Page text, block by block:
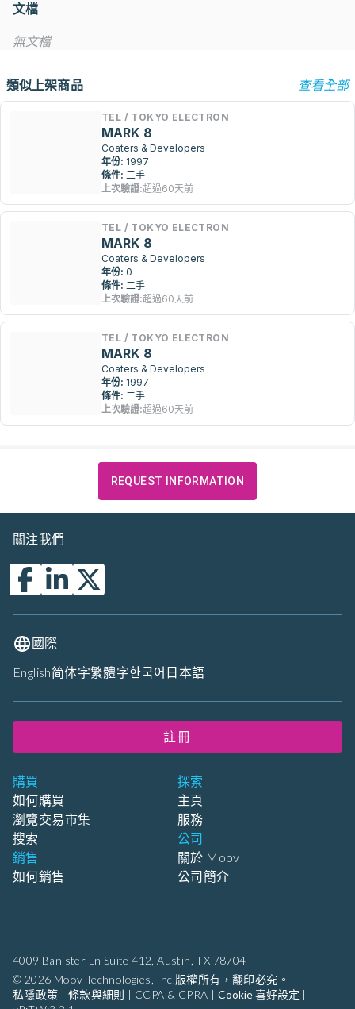
文檔
無文檔
類似上架商品 查看全部
TEL / TOKYO ELECTRON
MARK 8
Coaters & Developers
年份: 1997
條件: 二手
上次驗證:超過60天前
TEL / TOKYO ELECTRON
MARK 8
Coaters & Developers
年份: 0
條件: 二手
上次驗證:超過60天前
TEL / TOKYO ELECTRON
MARK 8
Coaters & Developers
年份: 1997
條件: 二手
上次驗證:超過60天前
REQUEST INFORMATION
4009 Banister Ln Suite 412, Austin, TX 78704
© 2026 Moov Technologies, Inc.版權所有，翻印必究。
私隱政策 | 條款與細則 | CCPA & CPRA | Cookie 喜好設定 |
購買
如何購買
瀏覽交易市集
搜索
銷售
如何銷售
探索
主頁
服務
公司
關於 Moov
公司簡介
關注我們
國際
English简体字繁體字한국어 日本語
註冊